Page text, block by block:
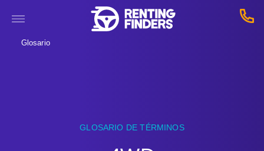
Glosario
GLOSARIO DE TÉRMINOS